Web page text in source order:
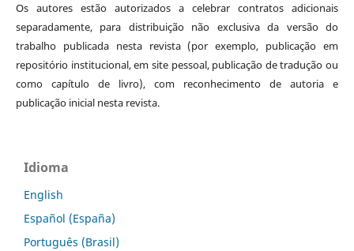
Os autores estão autorizados a celebrar contratos adicionais
separadamente, para distribuição não exclusiva da versão do
trabalho publicada nesta revista (por exemplo, publicação em
repositório institucional, em site pessoal, publicação de tradução ou
como capítulo de livro), com reconhecimento de autoria e
publicação inicial nesta revista.
Idioma
English
Español (España)
Português (Brasil)